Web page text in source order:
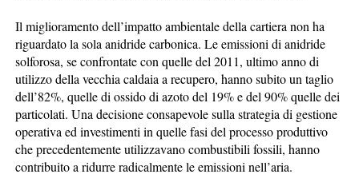
Il miglioramento dell’impatto ambientale della cartiera non ha
riguardato la sola anidride carbonica. Le emissioni di anidride
solforosa, se confrontate con quelle del 2011, ultimo anno di
utilizzo della vecchia caldaia a recupero, hanno subito un taglio
dell’82%, quelle di ossido di azoto del 19% e del 90% quelle dei
particolati. Una decisione consapevole sulla strategia di gestione
operativa ed investimenti in quelle fasi del processo produttivo
che precedentemente utilizzavano combustibili fossili, hanno
contribuito a ridurre radicalmente le emissioni nell’aria.